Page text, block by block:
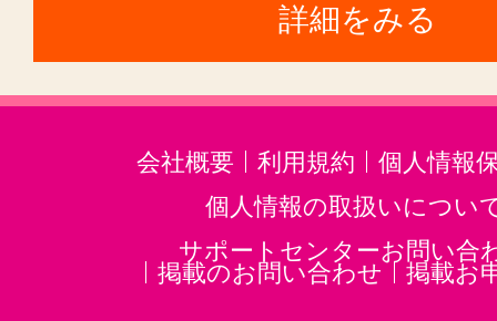
東山公園駅(愛知)(5)
本郷駅(愛知)(5)
吉浜駅(愛知)(4)
小垣江駅(4)
中京競馬場前駅(4)
森下駅(愛知)(4)
高浜港駅(4)
瑞穂区役所駅(4)
三河高浜駅(4)
大曽根駅(4)
前後駅(3)
神宮前
上小田井駅(3)
岡崎公園前駅(3)
詳細をみる
会社概要 利用規約
個人情報
個人情報の取扱いについ
サポートセンターお問い合
掲載のお問い合わせ
掲載お